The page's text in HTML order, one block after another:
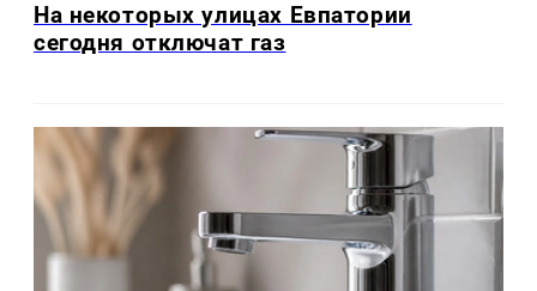
На некоторых улицах Евпатории
сегодня отключат газ